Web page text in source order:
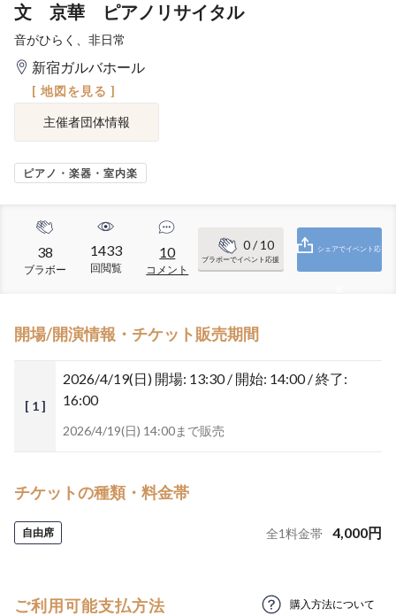
文 京華 ピアノリサイタル
音がひらく、非日常
新宿ガルバホール
[ 地図を見る ]
主催者団体情報
ピアノ・楽器・室内楽
38
ブラボー
1433
回閲覧
10
コメント
0/ 10
ブラボーでイベント応援
シェアでイベント応
開場/開演情報・チケット販売期間
[ 1 ]
2026/4/19(日) 開場: 13:30 / 開始: 14:00 / 終了:
16:00
2026/4/19(日) 14:00まで販売
チケットの種類・料金帯
自由席 全1料金帯 4,000円
ご利用可能支払方法 購入方法について